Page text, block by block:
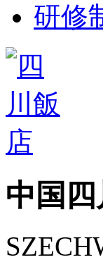
研修
中国